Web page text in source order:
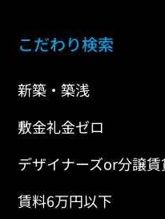
こだわり検索
新築・築浅
敷金礼金ゼロ
デザイナーズor分譲賃
賃料6万円以下